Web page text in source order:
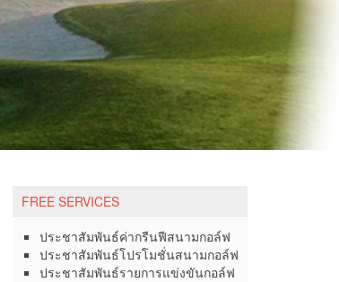
FREE SERVICES
ประชาสัมพันธ์ค่ากรีนฟีสนามกอล์ฟ
ประชาสัมพันธ์โปรโมชั่นสนามกอล์ฟ
ประชาสัมพันธ์รายการแข่งขันกอล์ฟ